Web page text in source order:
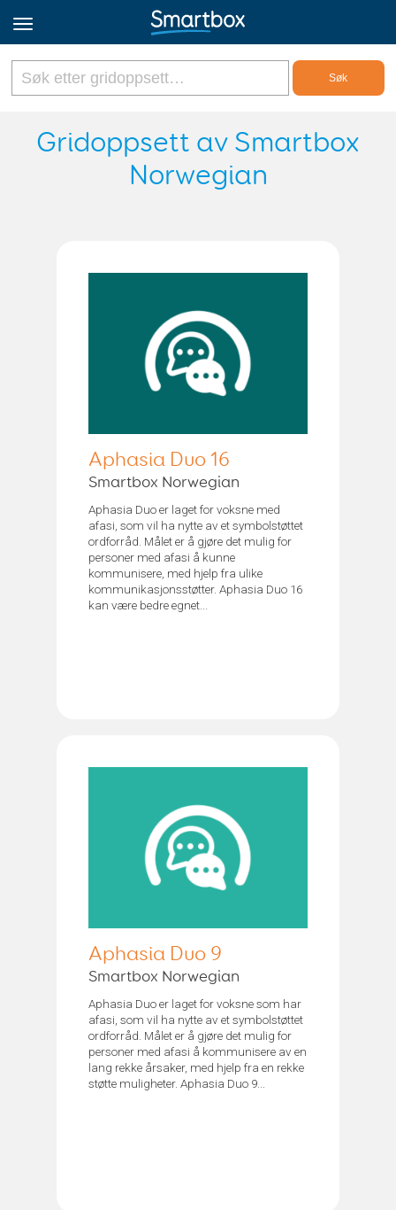
Online Grids
Logg inn
Gridoppsett av Smartbox
Norwegian
Aphasia Duo 16
Smartbox Norwegian
Aphasia Duo er laget for voksne med
afasi, som vil ha nytte av et symbolstøttet
ordforråd. Målet er å gjøre det mulig for
personer med afasi å kunne
kommunisere, med hjelp fra ulike
kommunikasjonsstøtter. Aphasia Duo 16
kan være bedre egnet...
Aphasia Duo 9
Smartbox Norwegian
Aphasia Duo er laget for voksne som har
afasi, som vil ha nytte av et symbolstøttet
ordforråd. Målet er å gjøre det mulig for
personer med afasi å kommunisere av en
lang rekke årsaker, med hjelp fra en rekke
støtte muligheter. Aphasia Duo 9...